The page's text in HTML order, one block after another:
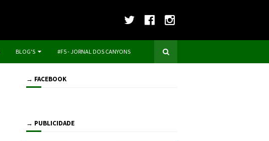
BLOG'S #F5 - JORNAL DOS CANYONS
→ FACEBOOK
→ PUBLICIDADE